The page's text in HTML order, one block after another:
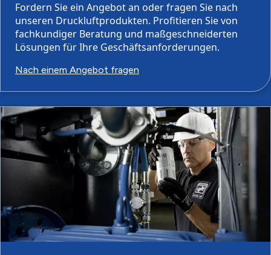
Fordern Sie ein Angebot an oder fragen Sie nach
unseren Druckluftprodukten. Profitieren Sie von
fachkundiger Beratung und maßgeschneiderten
Lösungen für Ihre Geschäftsanforderungen.
Nach einem Angebot fragen